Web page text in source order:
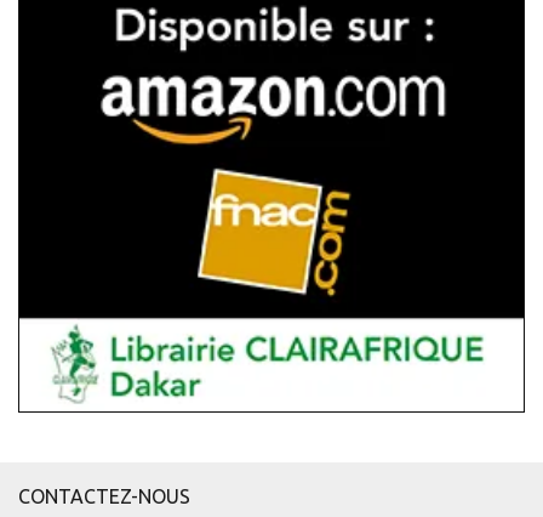
CONTACTEZ-NOUS